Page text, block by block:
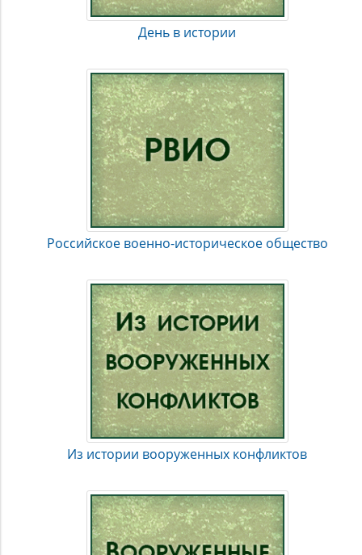
День в истории
Российское военно-историческое общество
Из истории вооруженных конфликтов